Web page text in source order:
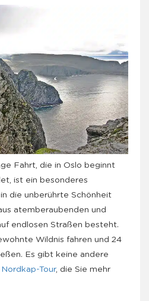
Fahrt, die in Oslo beginnt
ist ein besonderes
die unberührte Schönheit
atemberaubenden und
endlosen Straßen besteht.
Wildnis fahren und 24
Es gibt keine andere
Nordkap-Tour, die Sie mehr